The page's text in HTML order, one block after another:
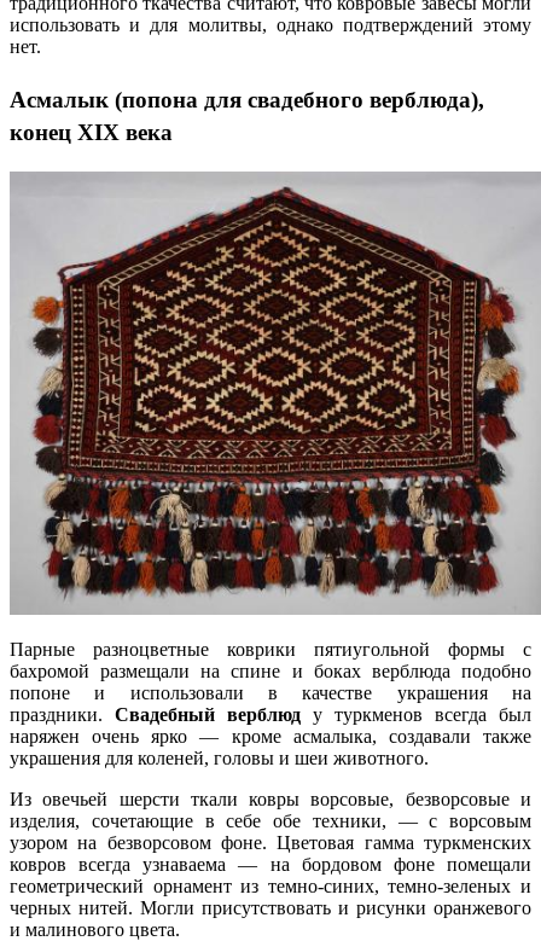
использовать и для молитвы, однако подтверждений этому
нет.
Асмалык (попона для свадебного верблюда),
конец XIX века
Парные разноцветные коврики пятиугольной формы с
бахромой размещали на спине и боках верблюда подобно
попоне и использовали в качестве украшения на
праздники. Свадебный верблюд у туркменов всегда был
наряжен очень ярко — кроме асмалыка, создавали также
украшения для коленей, головы и шеи животного.
Из овечьей шерсти ткали ковры ворсовые, безворсовые и
изделия, сочетающие в себе обе техники, — с ворсовым
узором на безворсовом фоне. Цветовая гамма туркменских
ковров всегда узнаваема — на бордовом фоне помещали
геометрический орнамент из темно-синих, темно-зеленых и
черных нитей. Могли присутствовать и рисунки оранжевого
и малинового цвета.